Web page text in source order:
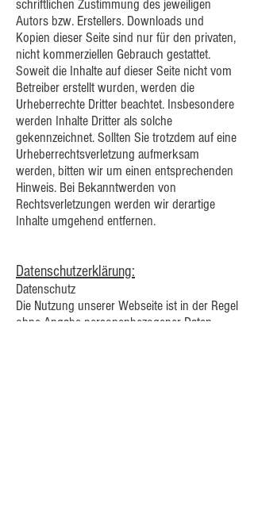
schriftlichen Zustimmung des jeweiligen
Autors bzw. Erstellers. Downloads und
Kopien dieser Seite sind nur für den privaten,
nicht kommerziellen Gebrauch gestattet.
Soweit die Inhalte auf dieser Seite nicht vom
Betreiber erstellt wurden, werden die
Urheberrechte Dritter beachtet. Insbesondere
werden Inhalte Dritter als solche
gekennzeichnet. Sollten Sie trotzdem auf eine
Urheberrechtsverletzung aufmerksam
werden, bitten wir um einen entsprechenden
Hinweis. Bei Bekanntwerden von
Rechtsverletzungen werden wir derartige
Inhalte umgehend entfernen.
Datenschutzerklärung:
Datenschutz
Die Nutzung unserer Webseite ist in der Regel
ohne Angabe personenbezogener Daten